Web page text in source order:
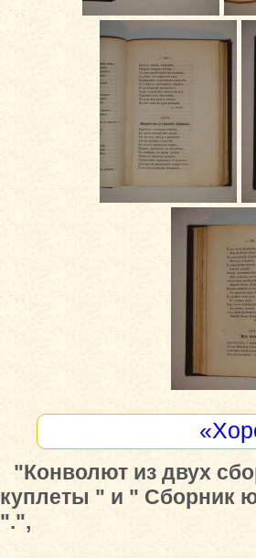
"Конволют из двух
куплеты " и " Сборник
".",